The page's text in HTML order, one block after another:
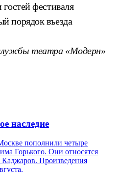
фестиваля
порядок въезда
театра «Модерн»
наследие
пополнили четыре
Горького. Они относятся
Произведения